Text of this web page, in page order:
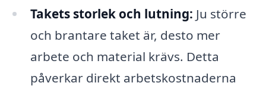
Takets storlek och lutning: Ju större
och brantare taket är, desto mer
arbete och material krävs. Detta
påverkar direkt arbetskostnaderna